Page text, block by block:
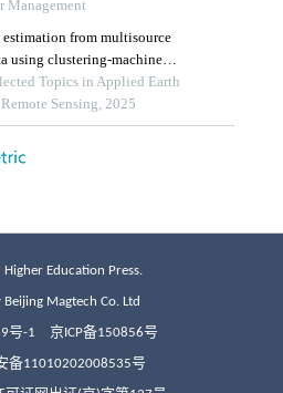
Education Press.
Magtech Co. Ltd
号-1 京ICP备150856号
备11010202008535号